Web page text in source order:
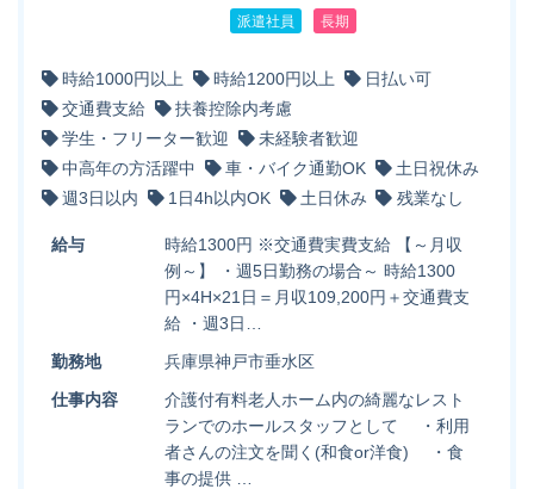
派遣社員 長期
時給1000円以上 時給1200円以上
日払い可
交通費支給
扶養控除内考慮
学生・フリーター歓迎
未経験者歓迎
中高年の方活躍中
車・バイク通勤OK
土日祝休み
週3日以内
1日4h以内OK 土日休み 残業なし
給与
時給1300円 ※交通費実費支給 【～月収
例～】 ・週5日勤務の場合～ 時給1300
円×4H×21日＝月収109,200円＋交通費支
給 ・週3日…
勤務地
兵庫県神戸市垂水区
仕事内容
介護付有料老人ホーム内の綺麗なレスト
ランでのホールスタッフとして ・利用
者さんの注文を聞く(和食or洋食) ・食
事の提供 …